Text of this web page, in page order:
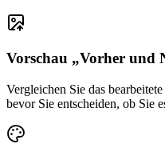
Vorschau „Vorher und
Vergleichen Sie das
bevor Sie entscheiden, ob Sie